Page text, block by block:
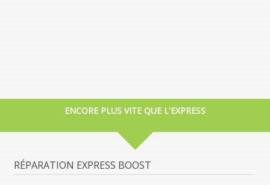
ENCORE PLUS VITE QUE L'EXPRESS
RÉPARATION EXPRESS BOOST